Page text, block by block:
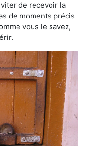
de recevoir la
de moments précis
vous le savez,